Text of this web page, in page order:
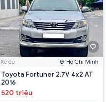
Xe cũ Hồ Chí Minh
Toyota Fortuner 2.7V 4x2 AT
2016
520 triệu